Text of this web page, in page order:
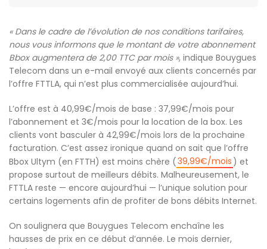
« Dans le cadre de l’évolution de nos conditions tarifaires,
nous vous informons que le montant de votre abonnement
Bbox augmentera de 2,00 TTC par mois », indique Bouygues
Telecom dans un e-mail envoyé aux clients concernés par
l’offre FTTLA, qui n’est plus commercialisée aujourd’hui.
L’offre est à 40,99€/mois de base : 37,99€/mois pour
l’abonnement et 3€/mois pour la location de la box. Les
clients vont basculer à 42,99€/mois lors de la prochaine
facturation. C’est assez ironique quand on sait que l’offre
Bbox Ultym (en FTTH) est moins chère ( 39,99€/mois ) et
propose surtout de meilleurs débits. Malheureusement, le
FTTLA reste — encore aujourd’hui — l’unique solution pour
certains logements afin de profiter de bons débits Internet.
On soulignera que Bouygues Telecom enchaîne les
hausses de prix en ce début d’année. Le mois dernier,